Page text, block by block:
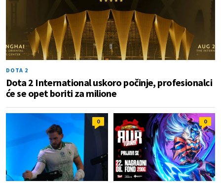
DOTA 2
Dota 2 International uskoro počinje, profesionalci
će se opet boriti za milione
0 0